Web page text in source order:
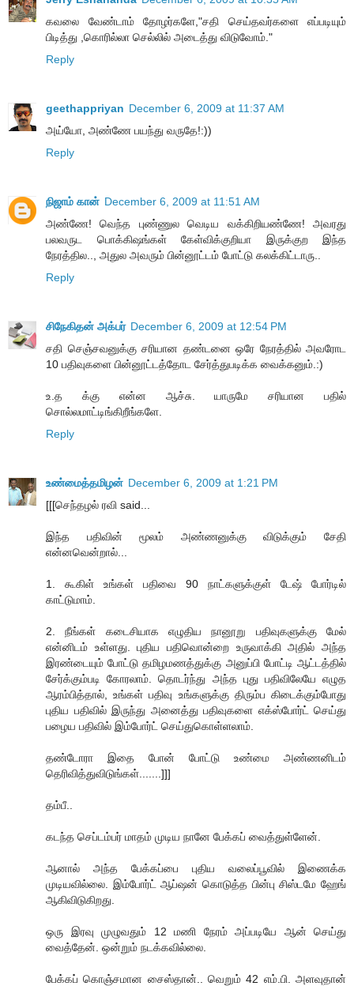
கவலை வேண்டாம் தோழர்களே,"சதி செய்தவர்களை எப்படியும்
பிடித்து ,கொரில்லா செல்லில் அடைத்து விடுவோம்."
Reply
geethappriyan December 6, 2009 at 11:37 AM
அய்யோ, அண்ணே பயந்து வருதே!:))
Reply
நிஜாம் கான் December 6, 2009 at 11:51 AM
அண்ணே! வெந்த புண்ணுல வெடிய வக்கிறியண்ணே! அவரது
பலவருட பொக்கிஷங்கள் கேள்விக்குறியா இருக்குற இந்த
நேரத்தில.., அதுல அவரும் பின்னூட்டம் போட்டு கலக்கிட்டாரு..
Reply
சிநேகிதன் அக்பர் December 6, 2009 at 12:54 PM
சதி செஞ்சவனுக்கு சரியான தண்டனை ஒரே நேரத்தில் அவரோட
10 பதிவுகளை பின்னூட்டத்தோட சேர்த்துபடிக்க வைக்கனும்.:)
உ.த க்கு என்ன ஆச்சு. யாருமே சரியான பதில்
சொல்லமாட்டிங்கிறீங்களே.
Reply
உண்மைத்தமிழன் December 6, 2009 at 1:21 PM
[[[செந்தழல் ரவி said...
இந்த பதிவின் மூலம் அண்ணனுக்கு விடுக்கும் சேதி
என்னவென்றால்...
1. கூகிள் உங்கள் பதிவை 90 நாட்களுக்குள் டேஷ் போர்டில்
காட்டுமாம்.
2. நீங்கள் கடைசியாக எழுதிய நானூறு பதிவுகளுக்கு மேல்
என்னிடம் உள்ளது. புதிய பதிவொன்றை உருவாக்கி அதில் அந்த
இரண்டையும் போட்டு தமிழமணத்துக்கு அனுப்பி போட்டி ஆட்டத்தில்
சேர்க்கும்படி கோரலாம். தொடர்ந்து அந்த புது பதிவிலேயே எழுத
ஆரம்பித்தால், உங்கள் பதிவு உங்களுக்கு திரும்ப கிடைக்கும்போது
புதிய பதிவில் இருந்து அனைத்து பதிவுகளை எக்ஸ்போர்ட் செய்து
பழைய பதிவில் இம்போர்ட் செய்துகொள்ளலாம்.
தண்டோரா இதை போன் போட்டு உண்மை அண்ணனிடம்
தெரிவித்துவிடுங்கள்.......]]]
தம்பீ..
கடந்த செப்டம்பர் மாதம் முடிய நானே பேக்கப் வைத்துள்ளேன்.
ஆனால் அந்த பேக்கப்பை புதிய வலைப்பூவில் இணைக்க
முடியவில்லை. இம்போர்ட் ஆப்ஷன் கொடுத்த பின்பு சிஸ்டமே ஹேங்
ஆகிவிடுகிறது.
ஒரு இரவு முழுவதும் 12 மணி நேரம் அப்படியே ஆன் செய்து
வைத்தேன். ஒன்றும் நடக்கவில்லை.
பேக்கப் கொஞ்சமான சைஸ்தான்.. வெறும் 42 எம்.பி. அளவுதான்